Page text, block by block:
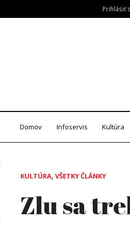
Prihlásiť
Domov Infoservis Kultúra
KULTÚRA, VŠETKY ČLÁNKY
Zlu sa